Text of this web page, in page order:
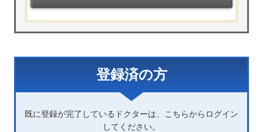
登録済の方
既に登録が完了しているドクターは、こちらからログイン
してください。